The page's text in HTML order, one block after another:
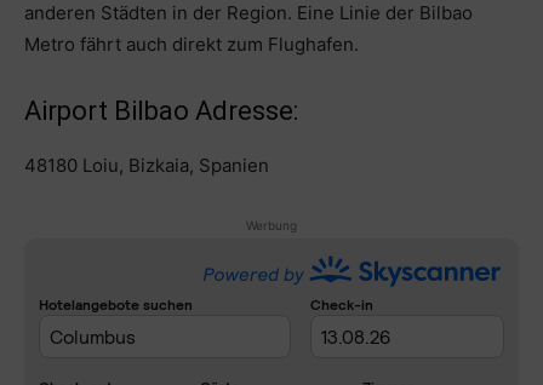
anderen Städten in der Region. Eine Linie der Bilbao
Metro fährt auch direkt zum Flughafen.
Airport Bilbao Adresse:
48180 Loiu, Bizkaia, Spanien
Werbung